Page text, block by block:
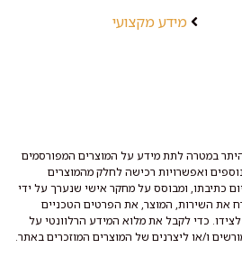
מידע מקצועי
במטרה לתת מידע על המוצרים המפורסמים
ואפשרויות רכישה לחלק מהמוצרים
כתיבתו, ומבוסס על מחקר אישי שנערך על ידי
את השירות, המוצר, את הפרטים הטכניים
כדי לקבל את מלוא המידע הרלוונטי על
ו/או ליצרנים של המוצרים המוזכרים באתר.